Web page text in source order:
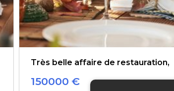
Très belle affaire de restauration,
150000 €